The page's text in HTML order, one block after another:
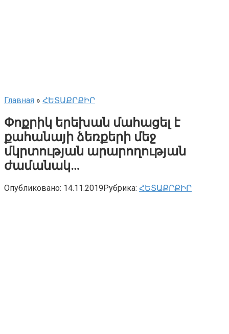
Главная » ՀԵՏԱՔՐՔԻՐ
Փոքրիկ երեխան մահացել է
քահանայի ձեռքերի մեջ
մկրտության արարողության
ժամանակ…
Опубликовано: 14.11.2019Рубрика: ՀԵՏԱՔՐՔԻՐ